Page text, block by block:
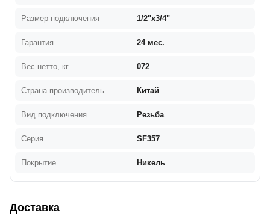
Размер подключения 1/2"х3/4"
Гарантия 24 мес.
Вес нетто, кг 072
Страна производитель Китай
Вид подключения Резьба
Серия SF357
Покрытие Никель
Доставка